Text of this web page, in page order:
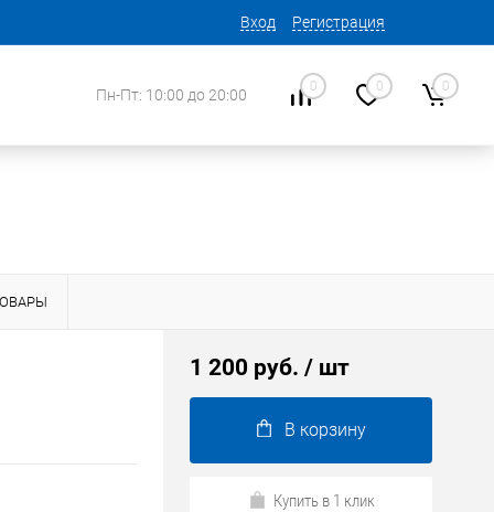
Вход Регистрация
Пн-Пт: 10:00 до 20:00 0 0 0
1 200 руб. / шт
В корзину
Купить в 1 клик